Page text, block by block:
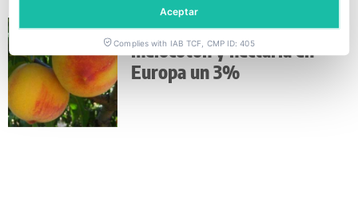
Aumenta el consumo de
melocotón y nectaria en
Europa un 3%
Aceptar
Complies with IAB TCF, CMP ID: 405